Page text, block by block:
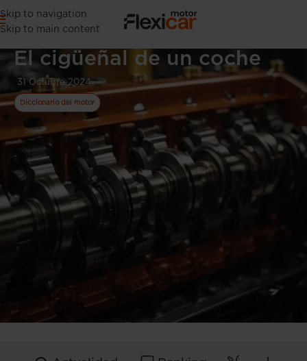
Skip to navigation
Skip to main content
El cigüeñal de un coche
31 Octubre 2024
Diccionario del motor